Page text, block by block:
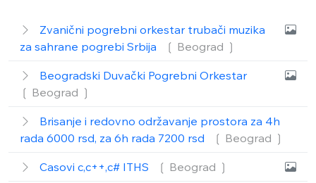
Zvanični pogrebni orkestar trubači muzika
za sahrane pogrebi Srbija
❲ Beograd ❳
Beogradski Duvački Pogrebni Orkestar
❲ Beograd ❳
Brisanje i redovno održavanje prostora za 4h
rada 6000 rsd, za 6h rada 7200 rsd
❲ Beograd ❳
Casovi c,c++,c# ITHS ❲ Beograd ❳